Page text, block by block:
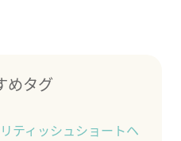
めタグ
ティッシュショートヘ